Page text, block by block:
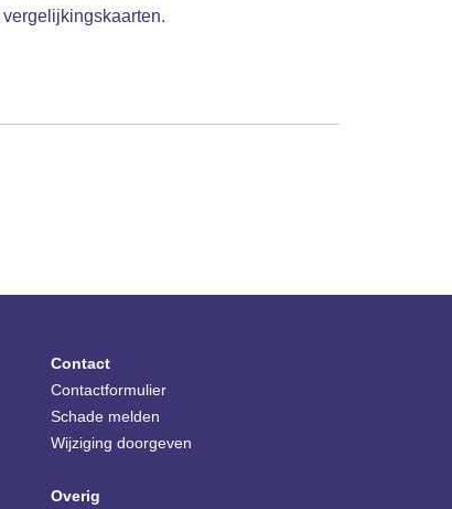
vergelijkingskaarten.
Contact
Contactformulier
Schade melden
Wijziging doorgeven
Overig